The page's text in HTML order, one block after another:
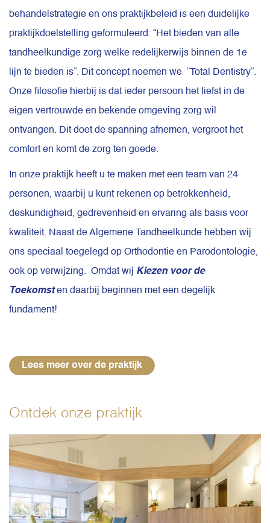
behandelstrategie en ons praktijkbeleid is een duidelijke
praktijkdoelstelling geformuleerd: “Het bieden van alle
tandheelkundige zorg welke redelijkerwijs binnen de 1e
lijn te bieden is”. Dit concept noemen we “Total Dentistry”.
Onze filosofie hierbij is dat ieder persoon het liefst in de
eigen vertrouwde en bekende omgeving zorg wil
ontvangen. Dit doet de spanning afnemen, vergroot het
comfort en komt de zorg ten goede.
In onze praktijk heeft u te maken met een team van 24
personen, waarbij u kunt rekenen op betrokkenheid,
deskundigheid, gedrevenheid en ervaring als basis voor
kwaliteit. Naast de Algemene Tandheelkunde hebben wij
ons speciaal toegelegd op Orthodontie en Parodontologie,
ook op verwijzing. Omdat wij Kiezen voor de
Toekomst en daarbij beginnen met een degelijk
fundament!
Lees meer over de praktijk
Ontdek onze praktijk